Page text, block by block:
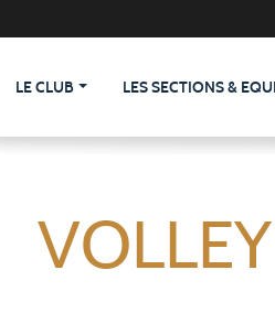
LE CLUB LES SECTIONS &